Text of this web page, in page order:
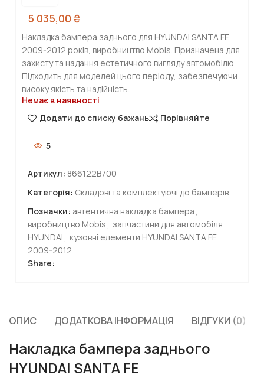
5 035,00 ₴
Накладка бампера заднього для HYUNDAI SANTA FE
2009-2012 років, виробництво Mobis. Призначена для
захисту та надання естетичного вигляду автомобілю.
Підходить для моделей цього періоду, забезпечуючи
високу якість та надійність.
Немає в наявності
Додати до списку бажань
Порівняйте
5
Артикул: 866122B700
Категорія: Складові та комплектуючі до бамперів
Позначки: автентична накладка бампера ,
виробництво Mobis , запчастини для автомобіля
HYUNDAI , кузовні елементи HYUNDAI SANTA FE
2009-2012
Share:
ОПИС ДОДАТКОВА ІНФОРМАЦІЯ ВІДГУКИ (0)
Накладка бампера заднього
HYUNDAI SANTA FE